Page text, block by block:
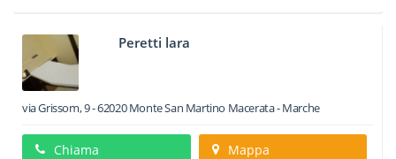
Peretti lara
via Grissom, 9-62020 Monte San Martino Macerata -Marche
Chiama Mappa